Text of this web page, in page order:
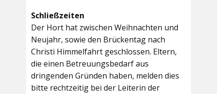
Schließzeiten
Der Hort hat zwischen Weihnachten und
Neujahr, sowie den Brückentag nach
Christi Himmelfahrt geschlossen. Eltern,
die einen Betreuungsbedarf aus
dringenden Gründen haben, melden dies
bitte rechtzeitig bei der Leiterin der